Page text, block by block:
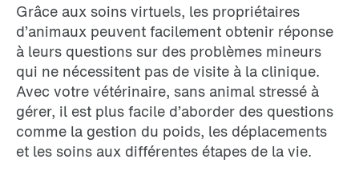
Grâce aux soins virtuels, les propriétaires
d’animaux peuvent facilement obtenir réponse
à leurs questions sur des problèmes mineurs
qui ne nécessitent pas de visite à la clinique.
Avec votre vétérinaire, sans animal stressé à
gérer, il est plus facile d’aborder des questions
comme la gestion du poids, les déplacements
et les soins aux différentes étapes de la vie.